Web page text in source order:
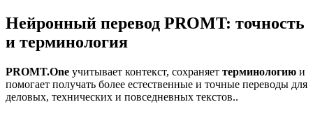
Нейронный перевод PROMT: точность
и терминология
PROMT.One учитывает контекст, сохраняет терминологию и
помогает получать более естественные и точные переводы для
деловых, технических и повседневных текстов..